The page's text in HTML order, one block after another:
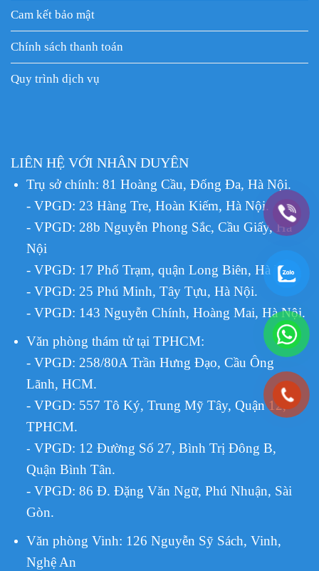
Cam kết bảo mật
Chính sách thanh toán
Quy trình dịch vụ
LIÊN HỆ VỚI NHÂN DUYÊN
Trụ sở chính: 81 Hoàng Cầu, Đống Đa, Hà Nội.
- VPGD: 23 Hàng Tre, Hoàn Kiếm, Hà Nội.
- VPGD: 28b Nguyễn Phong Sắc, Cầu Giấy, Hà
Nội
- VPGD: 17 Phố Trạm, quận Long Biên, Hà Nội.
- VPGD: 25 Phú Minh, Tây Tựu, Hà Nội.
- VPGD: 143 Nguyễn Chính, Hoàng Mai, Hà Nội.
Văn phòng thám tử tại TPHCM:
- VPGD: 258/80A Trần Hưng Đạo, Cầu Ông
Lãnh, HCM.
- VPGD: 557 Tô Ký, Trung Mỹ Tây, Quận 12,
TPHCM.
- VPGD: 12 Đường Số 27, Bình Trị Đông B,
Quận Bình Tân.
- VPGD: 86 Đ. Đặng Văn Ngữ, Phú Nhuận, Sài
Gòn.
Văn phòng Vinh: 126 Nguyễn Sỹ Sách, Vinh,
Nghệ An